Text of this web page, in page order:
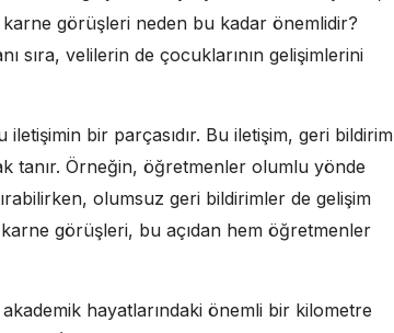
görüşleri neden bu kadar önemlidir?
sıra, velilerin de çocuklarının gelişimlerini
bir parçasıdır. Bu iletişim, geri bildirim
tanır. Örneğin, öğretmenler olumlu yönde
olumsuz geri bildirimler de gelişim
karne görüşleri, bu açıdan hem öğretmenler
hayatlarındaki önemli bir kilometre